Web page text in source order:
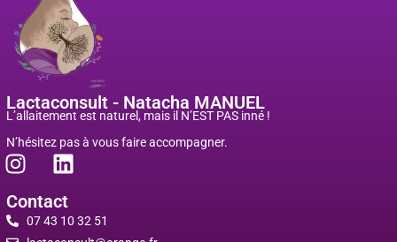
Lactaconsult - Natacha MANUEL
L’allaitement est naturel, mais il N’EST PAS inné !
N’hésitez pas à vous faire accompagner.
Contact
07 43 10 32 51